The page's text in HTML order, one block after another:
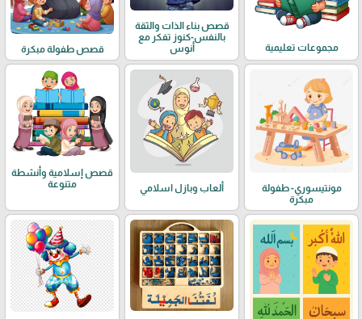
مجموعات تعليمية
قصص بناء الذات والثقة
بالنفس-كنوز تفكر مع
أنوس
قصص طفولة مبكرة
مونتيسوري- طفولة
مبكرة
ألعاب وبازل اسلامي
قصص إسلامية وأنشطة
متنوعة